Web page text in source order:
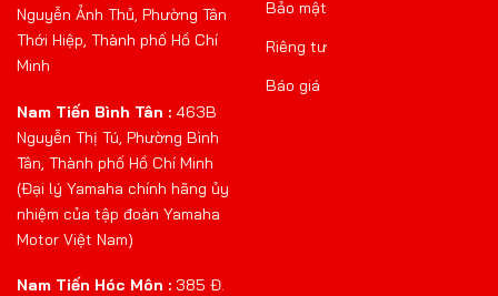
Nguyễn Ảnh Thủ, Phường Tân
Thới Hiệp, Thành phố Hồ Chí
Minh
Nam Tiến Bình Tân : 463B
Nguyễn Thị Tú, Phường Bình
Tân, Thành phố Hồ Chí Minh
(Đại lý Yamaha chính hãng ủy
nhiệm của tập đoàn Yamaha
Motor Việt Nam)
Nam Tiến Hóc Môn : 385 Đ.
Bảo mật
Riêng tư
Báo giá